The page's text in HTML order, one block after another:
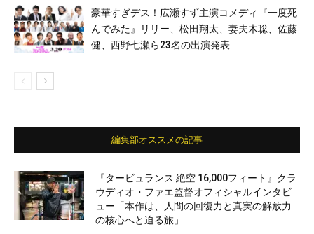
豪華すぎデス！広瀬すず主演コメディ『一度死
んでみた』リリー、松田翔太、妻夫木聡、佐藤
健、西野七瀬ら23名の出演発表
編集部オススメの記事
『タービュランス 絶空 16,000フィート』クラ
ウディオ・ファエ監督オフィシャルインタビ
ュー「本作は、人間の回復力と真実の解放力
の核心へと迫る旅」